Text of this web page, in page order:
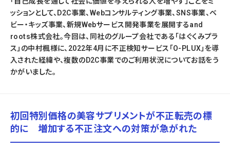
ッションとして、D2C事業、Webコンサルティング事業、SNS事業、ベ
ビー・キッズ事業、新規Webサービス開発事業を展開するand
roots株式会社。今回は、同社のグループ会社である「はぐくみプラ
ス」の中村楓様に、2022年4月に不正検知サービス「O-PLUX」を導
入された経緯や、複数のD2C事業でのご利用状況についてお話をう
かがいました。
初回特別価格の美容サプリメントが不正転売の標
的に 増加する不正注文への対策が急がれた